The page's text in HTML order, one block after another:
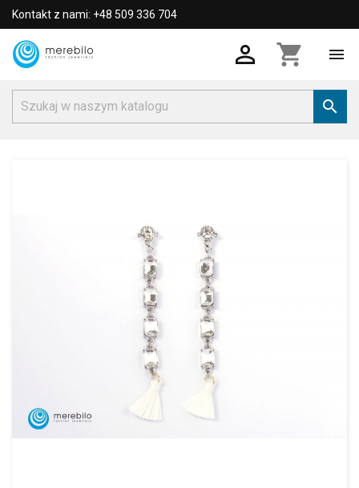
Kontakt z nami: +48 509 336 704
 shopping_cart 
